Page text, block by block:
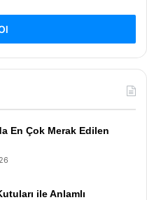
En Çok Merak Edilen
ile Anlamlı